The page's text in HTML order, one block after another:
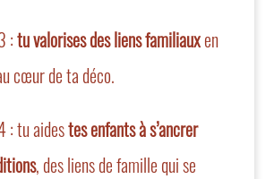
:tu valorises des liens familiauxen
cœur de ta déco.
: tu aidestes enfants à s’ancrer
, des liens de famille qui se